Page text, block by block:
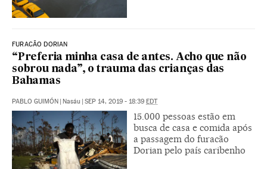
FURACÃO DORIAN
“Preferia minha casa de antes. Acho que não
sobrou nada”, o trauma das crianças das
Bahamas
PABLO GUIMÓN | Nasáu | SEP 14, 2019 - 18:39 EDT
15.000 pessoas estão em
busca de casa e comida após
a passagem do furacão
Dorian pelo país caribenho